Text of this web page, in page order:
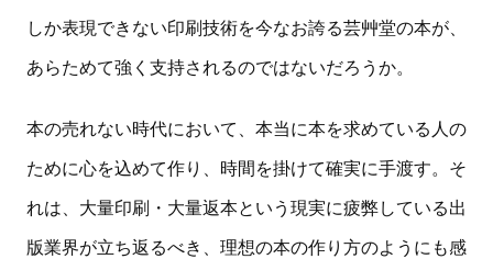
しか表現できない印刷技術を今なお誇る芸艸堂の本が、
あらためて強く支持されるのではないだろうか。
本の売れない時代において、本当に本を求めている人の
ために心を込めて作り、時間を掛けて確実に手渡す。そ
れは、大量印刷・大量返本という現実に疲弊している出
版業界が立ち返るべき、理想の本の作り方のようにも感